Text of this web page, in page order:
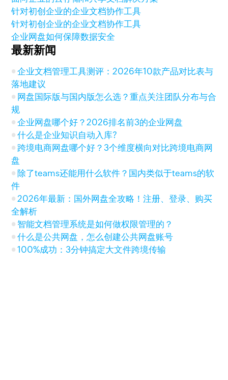
针对初创企业的企业文档协作工具
针对初创企业的企业文档协作工具
企业网盘如何保障数据安全
最新新闻
企业文档管理工具测评：2026年10款产品对比表与
落地建议
网盘国际版与国内版怎么选？重点关注团队分布与合
规
企业网盘哪个好？2026排名前3的企业网盘
什么是企业知识自动入库?
跨境电商网盘哪个好？3个维度横向对比跨境电商网
盘
除了teams还能用什么软件？国内类似于teams的软
件
2026年最新：国外网盘全攻略！注册、登录、购买
全解析
智能文档管理系统是如何做权限管理的？
什么是公共网盘，怎么创建公共网盘账号
100%成功：3分钟搞定大文件跨境传输